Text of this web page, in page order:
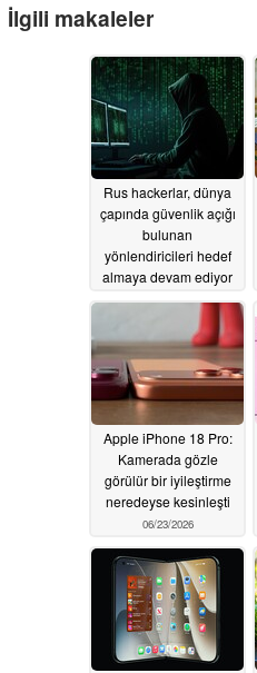
İlgili makaleler
Rus hackerlar, dünya
çapında güvenlik açığı
bulunan
yönlendiricileri hedef
almaya devam ediyor
07/15/2026
Apple iPhone 18 Pro:
Kamerada gözle
görülür bir iyileştirme
neredeyse kesinleşti
06/23/2026